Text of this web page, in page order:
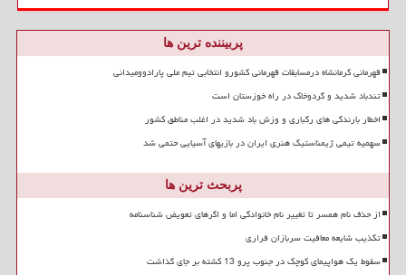
پربیننده ترین ها
قهرمانی کرمانشاه درمسابقات قهرمانی کشورو انتخابی تیم ملی پارادوومیدانی
تندباد شدید و گردوخاک در راه خوزستان است
اخطار بارندگی های رگباری و وزش باد شدید در اغلب مناطق کشور
سهمیه تیمی ژیمناستیک هنری ایران در بازیهای آسیایی حتمی شد
پربحث ترین ها
از حذف نام همسر تا تغییر نام خانوادگی اما و اگرهای تعویض شناسنامه
تکذیب شایعه معافیت سربازان فراری
سقوط یک هواپیمای کوچک در جنوب پرو 13 کشته بر جای گذاشت